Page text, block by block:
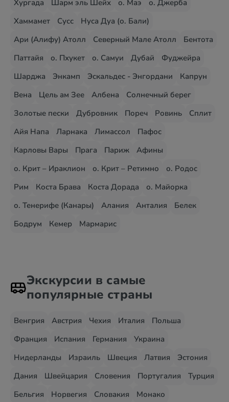
Хургада Шарм эль Шейх о. Маэ
о. Джерба
Хаммамет
Сусс
Нуса Дуа (о. Бали)
Ари (Алифу) Атолл
Северный Мале Атолл
Бентота
Паттайя
о. Пхукет о. Самуи Дубай
Фуджейра
Шарджа
Энкамп Эскальдес - Энгордани
Капрун
Вена
Цель ам Зее Албена
Солнечный берег
Золотые пески
Дубровник Пореч Ровинь
Сплит
Айя Напа
Ларнака Лимассол
Пафос
Карловы Вары
Прага Париж
Афины
о. Крит – Ираклион
о. Крит – Ретимно
о. Родос
Рим
Коста Брава Коста Дорада
о. Майорка
о. Тенерифе (Канары)
Алания Анталия
Белек
Бодрум
Кемер Мармарис
Экскурсии в самые
популярные страны
Венгрия Австрия Чехия Италия
Польша
Франция
Испания Германия
Украина
Нидерланды
Израиль Швеция Латвия
Эстония
Дания
Швейцария Словения Португалия
Турция
Бельгия
Норвегия Словакия Монако